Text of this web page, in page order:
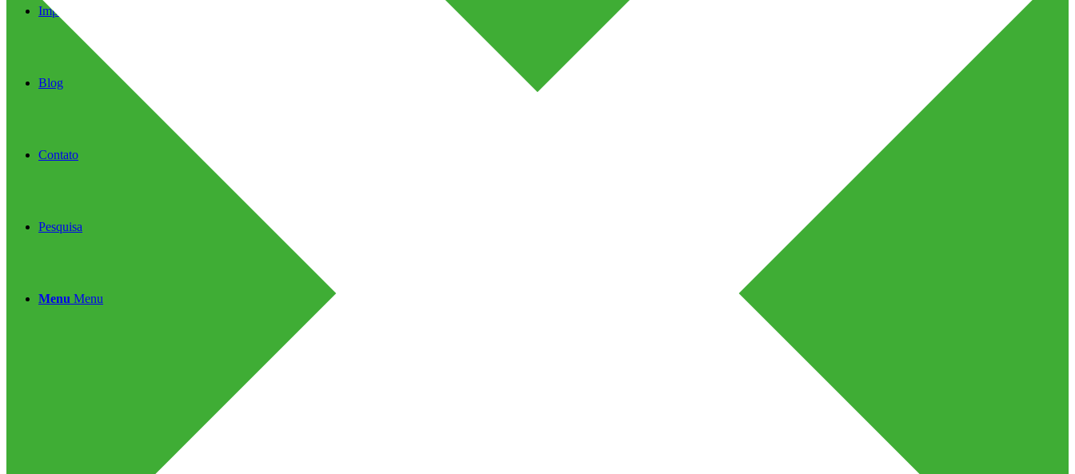
Imprensa
Blog
Contato
Pesquisa
Menu Menu